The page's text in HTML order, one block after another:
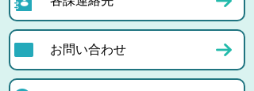
お問い合わせ